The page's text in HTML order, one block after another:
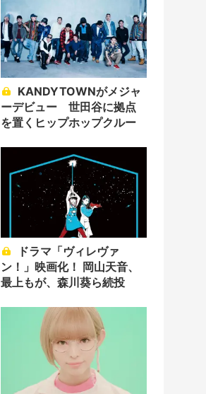
ーデビュー 世田谷に拠点
を置くヒップホップクルー
ン！」映画化！ 岡山天音、
最上もが、森川葵ら続投